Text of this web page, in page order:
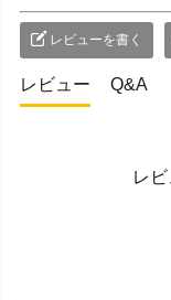
レビューを書く
レビュー Q&A
レ